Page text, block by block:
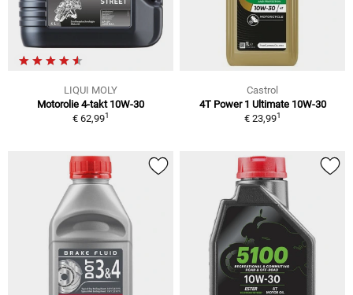
LIQUI MOLY
Motorolie 4-takt 10W-30
€ 62,991
Castrol
4T Power 1 Ultimate 10W-30
€ 23,991